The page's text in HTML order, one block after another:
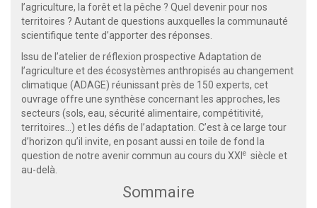
l’agriculture, la forêt et la pêche ? Quel devenir pour nos
territoires ? Autant de questions auxquelles la communauté
scientifique tente d’apporter des réponses.
Issu de l’atelier de réflexion prospective Adaptation de
l’agriculture et des écosystèmes anthropisés au changement
climatique (ADAGE) réunissant près de 150 experts, cet
ouvrage offre une synthèse concernant les approches, les
secteurs (sols, eau, sécurité alimentaire, compétitivité,
territoires…) et les défis de l’adaptation. C’est à ce large tour
d’horizon qu’il invite, en posant aussi en toile de fond la
question de notre avenir commun au cours du XXI e siècle et
au-delà.
Sommaire